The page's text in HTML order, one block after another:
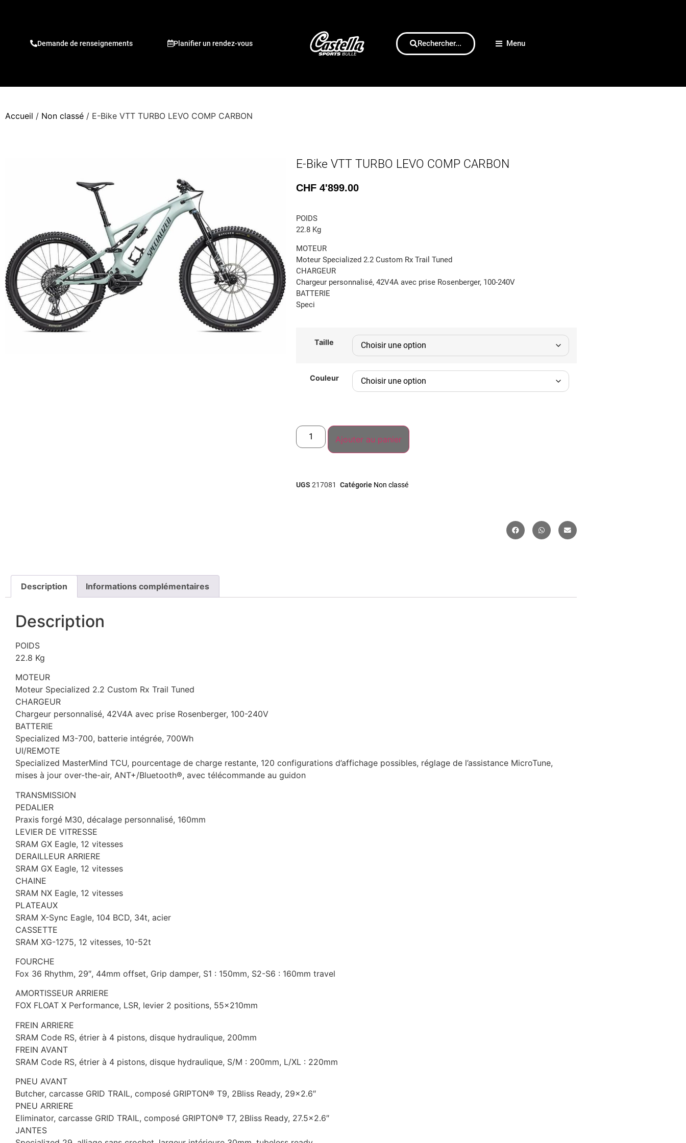
Demande de renseignements Planifier un rendez-vous Rechercher... Menu
Accueil / Non classé / E-Bike VTT TURBO LEVO COMP CARBON
E-Bike VTT TURBO LEVO COMP CARBON
CHF 4'899.00
POIDS
22.8 Kg
MOTEUR
Moteur Specialized 2.2 Custom Rx Trail Tuned
CHARGEUR
Chargeur personnalisé, 42V4A avec prise Rosenberger, 100-240V
BATTERIE
Speci
Taille
Couleur
Ajouter au panier
UGS 217081 Catégorie Non classé
Description Informations complémentaires
Description
POIDS
22.8 Kg
MOTEUR
Moteur Specialized 2.2 Custom Rx Trail Tuned
CHARGEUR
Chargeur personnalisé, 42V4A avec prise Rosenberger, 100-240V
BATTERIE
Specialized M3-700, batterie intégrée, 700Wh
UI/REMOTE
Specialized MasterMind TCU, pourcentage de charge restante, 120 configurations d’affichage possibles, réglage de l’assistance MicroTune,
mises à jour over-the-air, ANT+/Bluetooth®, avec télécommande au guidon
TRANSMISSION
PEDALIER
Praxis forgé M30, décalage personnalisé, 160mm
LEVIER DE VITRESSE
SRAM GX Eagle, 12 vitesses
DERAILLEUR ARRIERE
SRAM GX Eagle, 12 vitesses
CHAINE
SRAM NX Eagle, 12 vitesses
PLATEAUX
SRAM X-Sync Eagle, 104 BCD, 34t, acier
CASSETTE
SRAM XG-1275, 12 vitesses, 10-52t
FOURCHE
Fox 36 Rhythm, 29″, 44mm offset, Grip damper, S1 : 150mm, S2-S6 : 160mm travel
AMORTISSEUR ARRIERE
FOX FLOAT X Performance, LSR, levier 2 positions, 55x210mm
FREIN ARRIERE
SRAM Code RS, étrier à 4 pistons, disque hydraulique, 200mm
FREIN AVANT
SRAM Code RS, étrier à 4 pistons, disque hydraulique, S/M : 200mm, L/XL : 220mm
PNEU AVANT
Butcher, carcasse GRID TRAIL, composé GRIPTON® T9, 2Bliss Ready, 29×2.6″
PNEU ARRIERE
Eliminator, carcasse GRID TRAIL, composé GRIPTON® T7, 2Bliss Ready, 27.5×2.6″
JANTES